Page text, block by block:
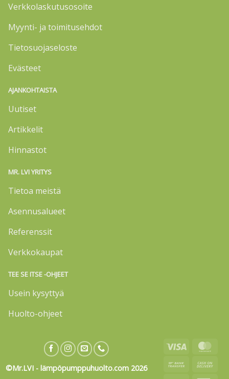
Verkkolaskutusosoite
Myynti- ja toimitusehdot
Tietosuojaseloste
Evästeet
AJANKOHTAISTA
Uutiset
Artikkelit
Hinnastot
MR. LVI YRITYS
Tietoa meistä
Asennusalueet
Referenssit
Verkkokaupat
TEE SE ITSE -OHJEET
Usein kysyttyä
Huolto-ohjeet
©Mr.LVI - lämpöpumppuhuolto.com 2026
Visa
Bank